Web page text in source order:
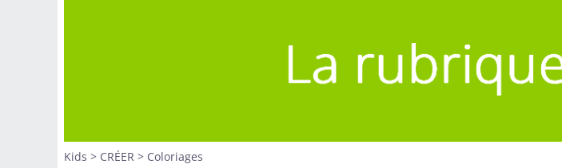
Kids > CRÉER > Coloriages